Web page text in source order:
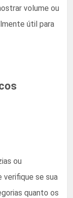
volume ou
útil para
ou
verifique se sua
quanto os